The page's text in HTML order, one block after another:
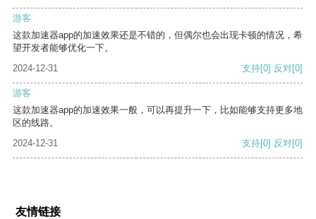
游客
这款加速器app的加速效果还是不错的，但偶尔也会出现卡顿的情况，希
望开发者能够优化一下。
2024-12-31
支持[0] 反对[0]
游客
这款加速器app的加速效果一般，可以再提升一下，比如能够支持更多地
区的线路。
2024-12-31
支持[0] 反对[0]
友情链接